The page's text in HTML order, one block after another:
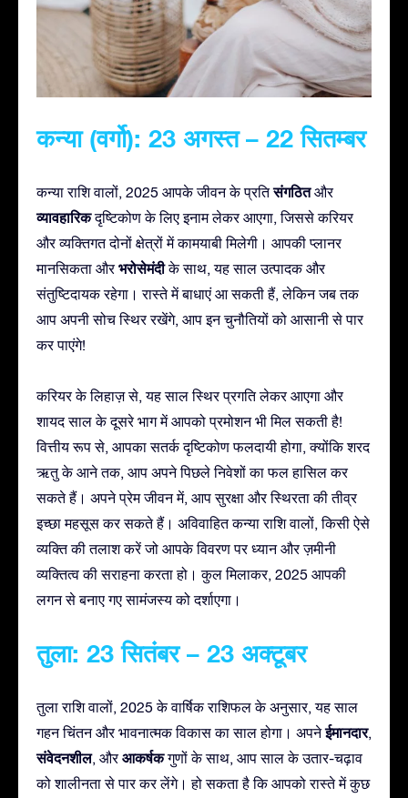
कन्या (वर्गो): 23 अगस्त – 22 सितम्बर
कन्या राशि वालों, 2025 आपके जीवन के प्रतिसंगठितऔर
व्यावहारिकदृष्टिकोण के लिए इनाम लेकर आएगा, जिससे करियर
और व्यक्तिगत दोनों क्षेत्रों में कामयाबी मिलेगी। आपकी प्लानर
मानसिकता औरभरोसेमंदीके साथ, यह साल उत्पादक और
संतुष्टिदायक रहेगा। रास्ते में बाधाएं आ सकती हैं, लेकिन जब तक
आप अपनी सोच स्थिर रखेंगे, आप इन चुनौतियों को आसानी से पार
कर पाएंगे!
करियर के लिहाज़ से, यह साल स्थिर प्रगति लेकर आएगा और
शायद साल के दूसरे भाग में आपको प्रमोशन भी मिल सकती है!
वित्तीय रूप से, आपका सतर्क दृष्टिकोण फलदायी होगा, क्योंकि शरद
ऋतु के आने तक, आप अपने पिछले निवेशों का फल हासिल कर
सकते हैं। अपने प्रेम जीवन में, आप सुरक्षा और स्थिरता की तीव्र
इच्छा महसूस कर सकते हैं। अविवाहित कन्या राशि वालों, किसी ऐसे
व्यक्ति की तलाश करें जो आपके विवरण पर ध्यान और ज़मीनी
व्यक्तित्व की सराहना करता हो। कुल मिलाकर, 2025 आपकी
लगन से बनाए गए सामंजस्य को दर्शाएगा।
तुला: 23 सितंबर – 23 अक्टूबर
तुला राशि वालों, 2025 के वार्षिक राशिफल के अनुसार, यह साल
गहन चिंतन और भावनात्मक विकास का साल होगा। अपनेईमानदार,
संवेदनशील, औरआकर्षकगुणों के साथ, आप साल के उतार-चढ़ाव
को शालीनता से पार कर लेंगे। हो सकता है कि आपको रास्ते में कुछ